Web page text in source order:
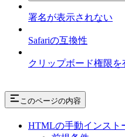
署名が表示されない
Safariの互換性
クリップボード権限を
このページの内容
HTMLの手動インスト